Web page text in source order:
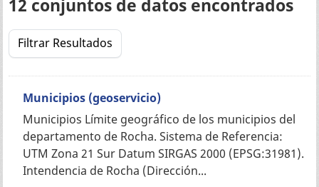
12 conjuntos de datos encontrados
Filtrar Resultados
Municipios (geoservicio)
Municipios Límite geográfico de los municipios del
departamento de Rocha. Sistema de Referencia:
UTM Zona 21 Sur Datum SIRGAS 2000 (EPSG:31981).
Intendencia de Rocha (Dirección...